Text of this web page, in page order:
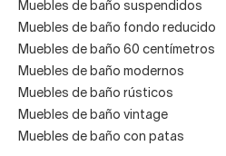
los acabados y estilos
, sino
ahorro económico frente a la
elemento. Nuestros packs están
variedad de modelos para
decorativo, no dudes en revisar
comprar sanitarios a juego para
Muebles de baño suspendidos
Muebles de baño fondo reducido
Muebles de baño 60 centímetros
Muebles de baño modernos
Muebles de baño rústicos
Muebles de baño vintage
Muebles de baño con patas